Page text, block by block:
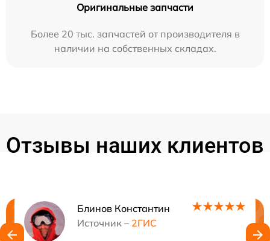
Оригинальные запчасти
Более 20 тыс. запчастей от производителя в
наличии на собственных складах.
Отзывы наших клиентов
Блинов Константин
Источник – 2ГИС
Нужна консультация?